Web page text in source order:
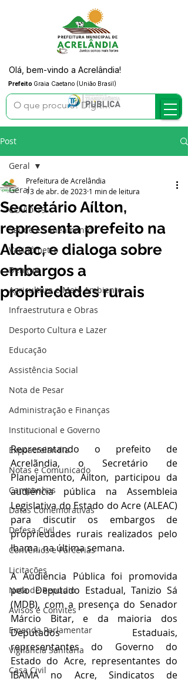
Prefeito Graia Caetano (União Brasil)
Olá, bem-vindo a Acrelândia!
Post
Geral
COVID-19
Saúde e Saneamento
Vacinômetro
Dengue
Agricultura e Meio Ambiente
Infraestrutura e Obras
Desporto Cultura e Lazer
Educação
Assistência Social
Nota de Pesar
Administração e Finanças
Institucional e Governo
Expoacrelandia
Notas e Comunicado
Campanhas
Datas Comemorativas
Defesa Civil
Convênios e Parcerias
Licitações
Nota de Repúdio
Avisos e Convites
Emenda Parlamentar
Vigilância Sanitária
Casa Civil
Geral
Secretário Aílton,
representa prefeito na
Aleac, e dialoga sobre
embargos a
propriedades rurais
Prefeitura de Acrelândia
13 de abr. de 2023 1 min de leitura
Representando o prefeito de
Acrelãndia, o Secretário de
Planejamento, Ailton, participou da
audiência pública na Assembleia
Legislativa do Estado do Acre (ALEAC)
para discutir os embargos de
propriedades rurais realizados pelo
Ibama, na última semana.
A Audiência Pública foi promovida
pelo Deputado Estadual, Tanizio Sá
(MDB), com a presença do Senador
Márcio Bitar, e da maioria dos
Deputados Estaduais,
representantes do Governo do
Estado do Acre, representantes do
IBAMA no Acre, Sindicatos de